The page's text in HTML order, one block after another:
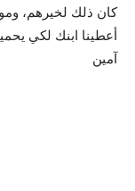
كان ذلك لخيرهم،
أعطينا ابنك لكي
آمين